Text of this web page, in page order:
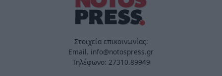
Στοιχεία επικοινωνίας:
Email. info@notospress.gr
Τηλέφωνο: 27310.89949